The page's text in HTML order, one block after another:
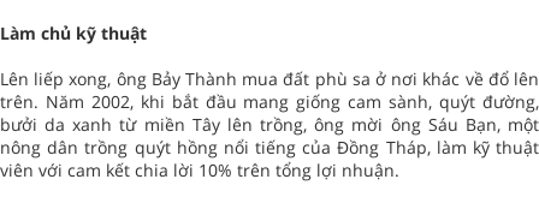
Làm chủ kỹ thuật
Lên liếp xong, ông Bảy Thành mua đất phù sa ở nơi khác về đổ lên
trên. Năm 2002, khi bắt đầu mang giống cam sành, quýt đường,
bưởi da xanh từ miền Tây lên trồng, ông mời ông Sáu Bạn, một
nông dân trồng quýt hồng nổi tiếng của Đồng Tháp, làm kỹ thuật
viên với cam kết chia lời 10% trên tổng lợi nhuận.